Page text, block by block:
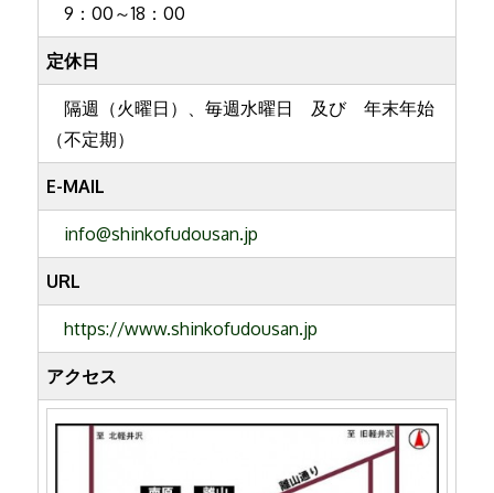
9：00～18：00
定休日
隔週（火曜日）、毎週水曜日 及び 年末年始
（不定期）
E-MAIL
info@shinkofudousan.jp
URL
https://www.shinkofudousan.jp
アクセス